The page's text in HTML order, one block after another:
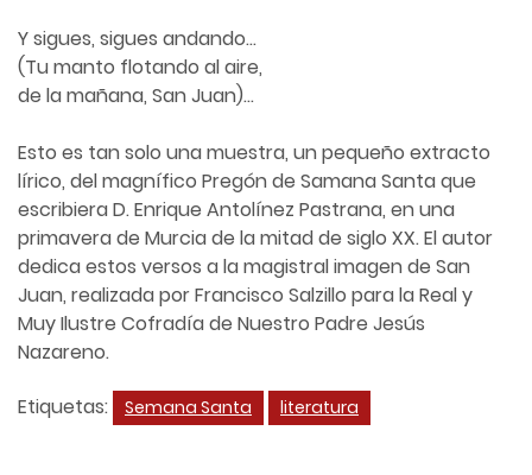
Y sigues, sigues andando…
(Tu manto flotando al aire,
de la mañana, San Juan)…
Esto es tan solo una muestra, un pequeño extracto
lírico, del magnífico Pregón de Samana Santa que
escribiera D. Enrique Antolínez Pastrana, en una
primavera de Murcia de la mitad de siglo XX. El autor
dedica estos versos a la magistral imagen de San
Juan, realizada por Francisco Salzillo para la Real y
Muy Ilustre Cofradía de Nuestro Padre Jesús
Nazareno.
Etiquetas:
Semana Santa literatura